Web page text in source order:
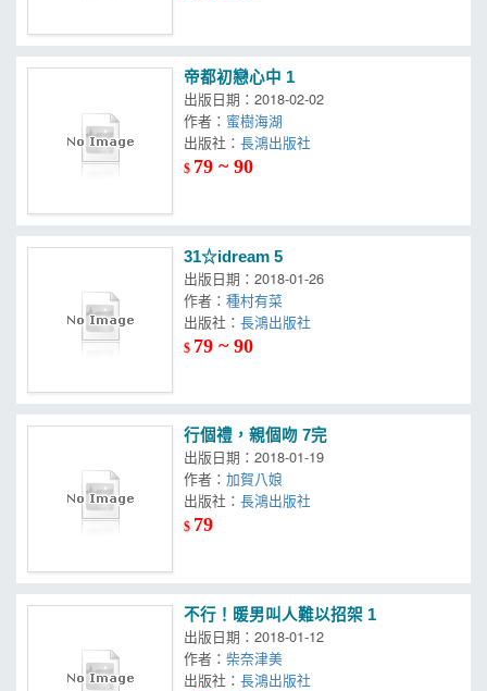
帝都初戀心中 1
出版日期：2018-02-02
作者： 蜜樹海湖
出版社：
$ 79 ~ 90
31☆idream 5
出版日期：2018-01-26
作者：種村有菜
出版社：
$ 79 ~ 90
行個禮，親個吻 7完
出版日期：2018-01-19
作者：加賀八娘
出版社：
$ 79
不行！暖男叫人難以招架 1
出版日期：2018-01-12
作者：柴奈津美
出版社：